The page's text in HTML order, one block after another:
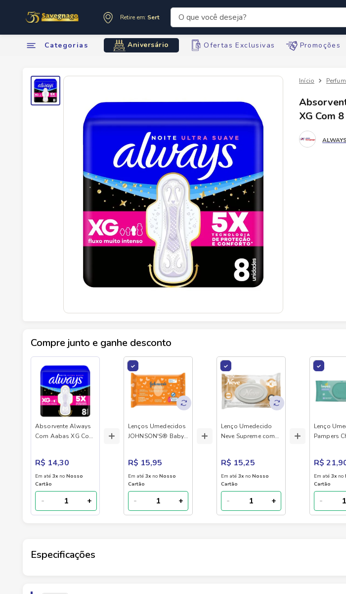
Retire em: Sertãozinho
O que você deseja?
Categorias Aniversário Ofertas Exclusivas Promoções
XG Com 8
Compre junto e ganhe desconto
Absorvente Always
Com Aabas XG Com
R$ 14,30
Em até 3x no Nosso
Cartão
- +
+
Lenços Umedecidos
JOHNSON'S® Baby
unidades
R$ 15,95
Em até 3x no Nosso
Cartão
- +
+
Lenço Umedecido
Neve Supreme com
R$ 15,25
Em até 3x no Nosso
Cartão
- +
+
Lenço
Pampers
R$
Em até 3x no
Cartão
-
Especificações
Termos mais buscados
leite
3º
cerveja
6º
sabonete
7º
oleo
8º
leite integral
9º
aniversario
10º chocolate